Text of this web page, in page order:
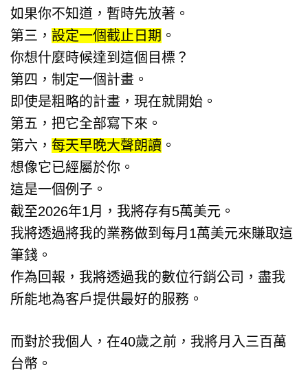
如果你不知道，暫時先放著。
第三， 設定一個截止日期 。
你想什麼時候達到這個目標？
第四，制定一個計畫。
即使是粗略的計畫，現在就開始。
第五，把它全部寫下來。
第六， 每天早晚大聲朗讀 。
想像它已經屬於你。
這是一個例子。
截至2026年1月，我將存有5萬美元。
我將透過將我的業務做到每月1萬美元來賺取這
筆錢。
作為回報，我將透過我的數位行銷公司，盡我
所能地為客戶提供最好的服務。
而對於我個人，在40歲之前，我將月入三百萬
台幣。